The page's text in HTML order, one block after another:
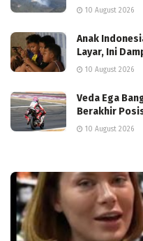
10 August 2026
Anak
Layar, Ini
10 August 2026
Veda Ega
Berakhir
10 August 2026